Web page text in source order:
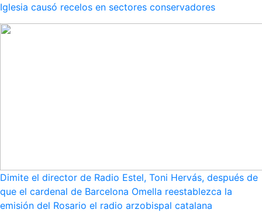
Iglesia causó recelos en sectores conservadores
Dimite el director de Radio Estel, Toni Hervás, después de
que el cardenal de Barcelona Omella reestablezca la
emisión del Rosario el radio arzobispal catalana